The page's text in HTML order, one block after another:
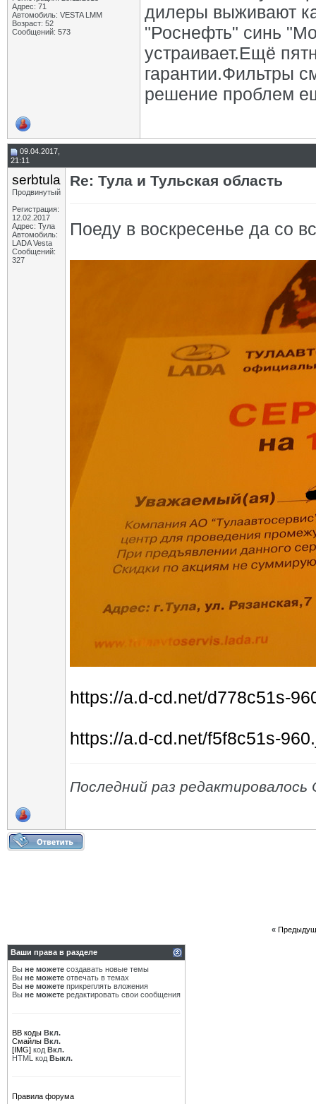
Адрес: 71
Автомобиль: VESTA LMM
Возраст: 52
Сообщений: 573
дилеры выживают
"Роснефть" синь
устраивает.Ещё
гарантии.Фильтры
решение проблем
09.04.2017,
21:11
serbtula
Продвинутый
Регистрация:
12.02.2017
Адрес: Тула
Автомобиль:
LADA Vesta
Сообщений:
327
Re: Тула и Тульская область
Поеду в воскресенье да со
https://a.d-cd.net/d778c51s-
https://a.d-cd.net/f5f8c51s-
Последний раз редактировалось
«
Ваши права в разделе
Вы не можете создавать новые темы
Вы не можете отвечать в темах
Вы не можете прикреплять вложения
Вы не можете редактировать свои сообщения
BB коды Вкл.
Смайлы Вкл.
[IMG] код Вкл.
HTML код Выкл.
Правила форума